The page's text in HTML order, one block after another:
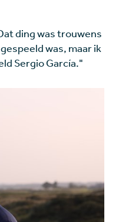
ding was trouwens
was, maar ik
Sergio García."